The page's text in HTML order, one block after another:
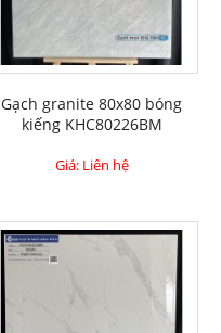
Gạch granite 80x80 bóng
kiếng KHC80226BM
Giá: Liên hệ